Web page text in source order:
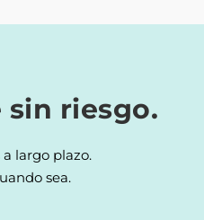
sin riesgo.
largo plazo.
sea.